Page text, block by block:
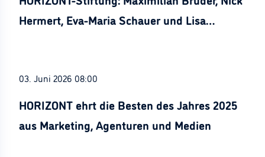
Hermert, Eva-Maria Schauer und Lisa
03. Juni 2026 08:00
HORIZONT ehrt die Besten des Jahres 2025
aus Marketing, Agenturen und Medien